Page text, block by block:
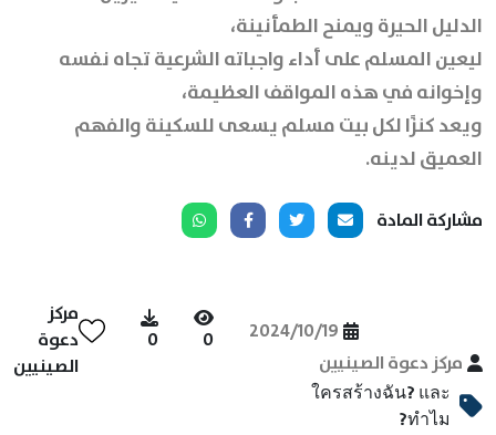
الدليل الحيرة ويمنح الطمأنينة،
ليعين المسلم على أداء واجباته الشرعية تجاه نفسه
وإخوانه في هذه المواقف العظيمة،
ويعد كنزًا لكل بيت مسلم يسعى للسكينة والفهم
العميق لدينه.
مشاركة المادة
مركز دعوة الصينيين
2024/10/19
0
0
مركز
دعوة
الصينيين
ใครสร้างฉัน? และ
ทำไม?